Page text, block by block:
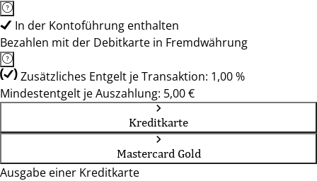
In der Kontoführung enthalten
Bezahlen mit der Debitkarte in Fremdwährung
Zusätzliches Entgelt je Transaktion: 1,00 %
Mindestentgelt je Auszahlung: 5,00 €
Kreditkarte
Mastercard Gold
Ausgabe einer Kreditkarte